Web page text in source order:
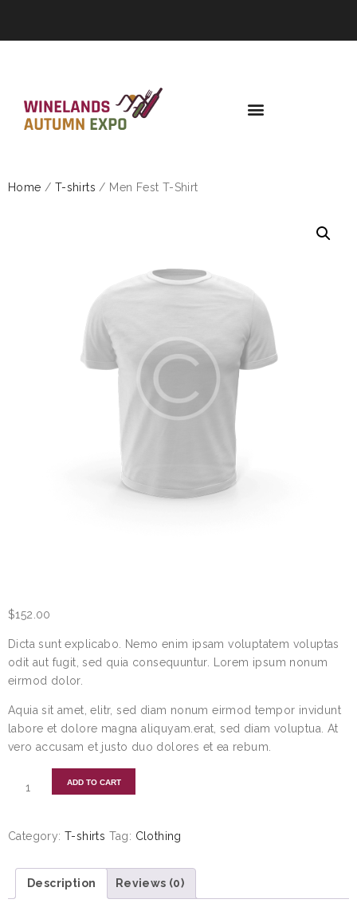
Home / T-shirts / Men Fest T-Shirt
$152.00
Dicta sunt explicabo. Nemo enim ipsam voluptatem voluptas
odit aut fugit, sed quia consequuntur. Lorem ipsum nonum
eirmod dolor.
Aquia sit amet, elitr, sed diam nonum eirmod tempor invidunt
labore et dolore magna aliquyam.erat, sed diam voluptua. At
vero accusam et justo duo dolores et ea rebum.
ADD TO CART
Category:T-shirts Tag: Clothing
Description Reviews (0)